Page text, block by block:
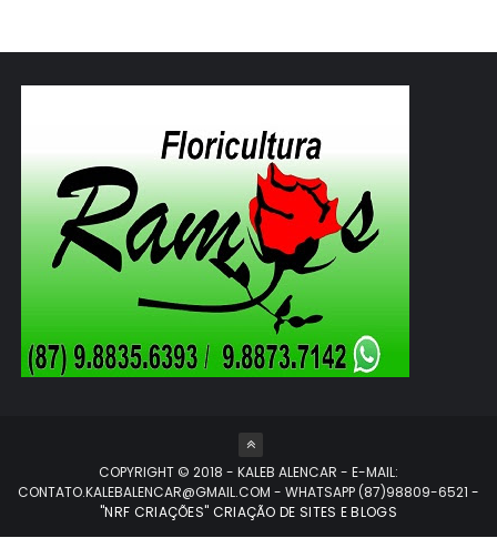
COPYRIGHT © 2018 - KALEB ALENCAR - E-MAIL:
CONTATO.KALEBALENCAR@GMAIL.COM - WHATSAPP (87)98809-6521 -
"NRF CRIAÇÕES" CRIAÇÃO DE SITES E BLOGS